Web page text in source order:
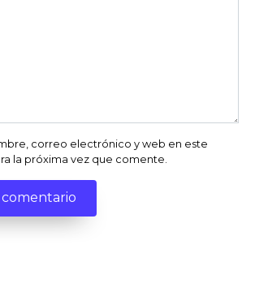
correo electrónico y web en este
la próxima vez que comente.